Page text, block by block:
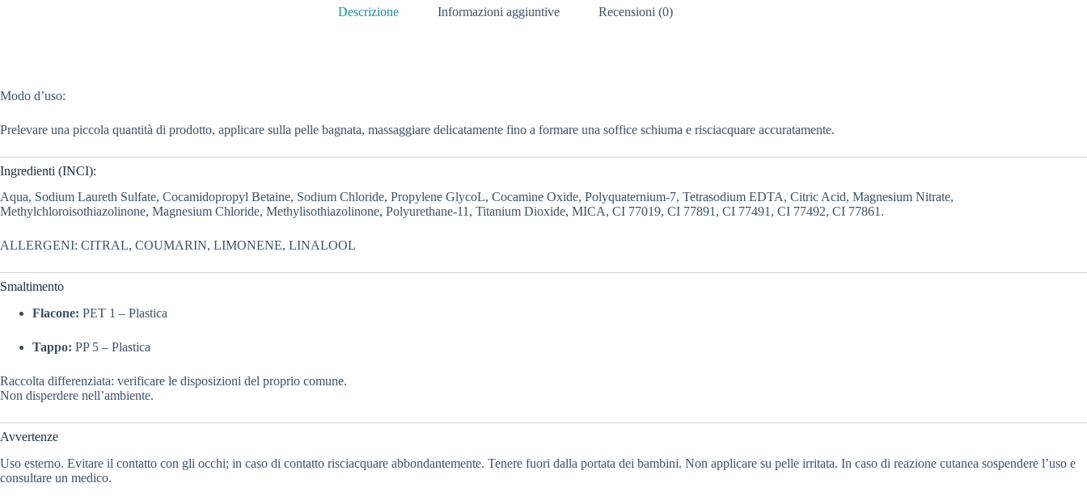
Descrizione Informazioni aggiuntive Recensioni (0)
Modo d’uso:
Prelevare una piccola quantità di prodotto, applicare sulla pelle bagnata, massaggiare delicatamente fino a formare una soffice schiuma e risciacquare accuratamente.
Ingredienti (INCI):
Aqua, Sodium Laureth Sulfate, Cocamidopropyl Betaine, Sodium Chloride, Propylene GlycoL, Cocamine Oxide, Polyquaternium-7, Tetrasodium EDTA, Citric Acid, Magnesium Nitrate,
Methylchloroisothiazolinone, Magnesium Chloride, Methylisothiazolinone, Polyurethane-11, Titanium Dioxide, MICA, CI 77019, CI 77891, CI 77491, CI 77492, CI 77861.
ALLERGENI: CITRAL, COUMARIN, LIMONENE, LINALOOL
Smaltimento
Flacone: PET 1 – Plastica
Tappo: PP 5 – Plastica
Raccolta differenziata: verificare le disposizioni del proprio comune.
Non disperdere nell’ambiente.
Avvertenze
Uso esterno. Evitare il contatto con gli occhi; in caso di contatto risciacquare abbondantemente. Tenere fuori dalla portata dei bambini. Non applicare su pelle irritata. In caso di reazione cutanea sospendere l’uso e
consultare un medico.